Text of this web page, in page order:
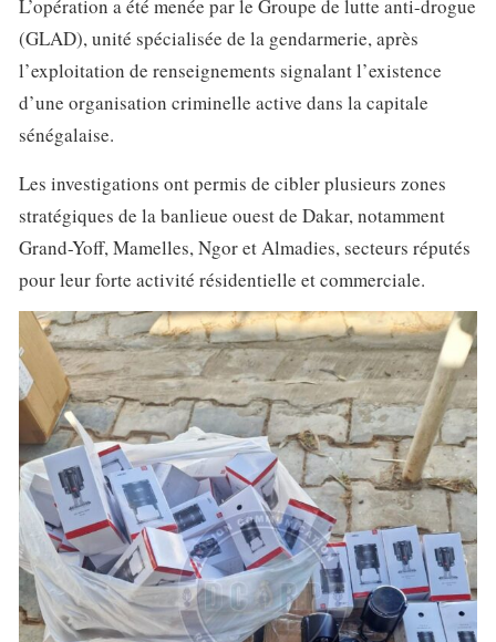
L’opération a été menée par le Groupe de lutte anti-drogue
(GLAD), unité spécialisée de la gendarmerie, après
l’exploitation de renseignements signalant l’existence
d’une organisation criminelle active dans la capitale
sénégalaise.
Les investigations ont permis de cibler plusieurs zones
stratégiques de la banlieue ouest de Dakar, notamment
Grand-Yoff, Mamelles, Ngor et Almadies, secteurs réputés
pour leur forte activité résidentielle et commerciale.